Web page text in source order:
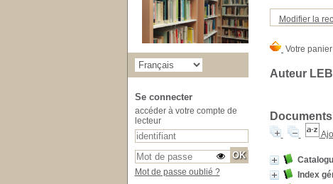
Modifier la
Auteur
Index
Se connecter
accéder à votre compte de
lecteur
Mot de passe oublié ?